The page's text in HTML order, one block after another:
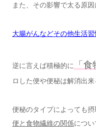
また、その影響で太る原因
大腸がんなどその他生活
逆に言えば積極的に 「
ロした便や便秘は解消出来
便秘のタイプによっても摂
便と食物繊維の関係につい